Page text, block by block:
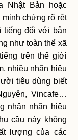
Nhật Bản hoặc
chứng rõ rệt
tiếng đối với bản
như toàn thể xã
trên thế giới
nhiều nhãn hiệu
tiêu dùng biết
Vincafe…
nhận nhãn hiệu
cầu này không
lượng của các